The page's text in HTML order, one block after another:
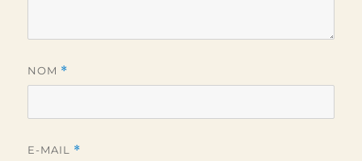
NOM *
E-MAIL *